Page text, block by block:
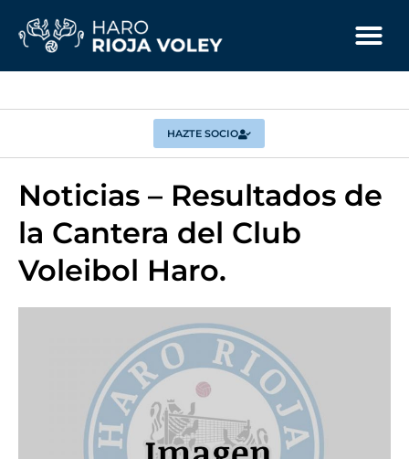
HAZTE SOCIO
Noticias – Resultados de
la Cantera del Club
Voleibol Haro.